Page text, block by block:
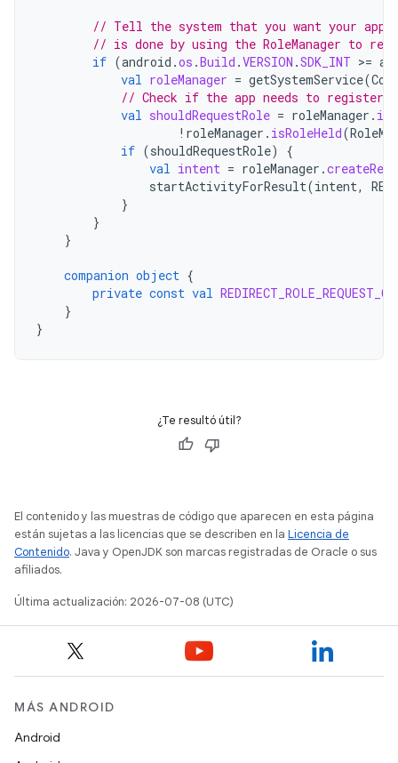
// Tell the system that you want your
// is done by using the RoleManager to
if (android .os .Build .VERSION .SDK_INT >=
val roleManager = getSystemService(
// Check if the app needs to
val shouldRequestRole = roleManager .
! roleManager . isRoleHeld(
if (shouldRequestRole)
{
val intent = roleManager .
startActivityForResult(intent,
}
}
}
companion object {
private const val
}
}
¿Te resultó útil?
El contenido y las muestras de código que aparecen en esta página
están sujetas a las licencias que se describen en la Licencia de
Contenido. Java y OpenJDK son marcas registradas de Oracle o sus
afiliados.
Última actualización: 2026-07-08 (UTC)
MÁS ANDROID
Android